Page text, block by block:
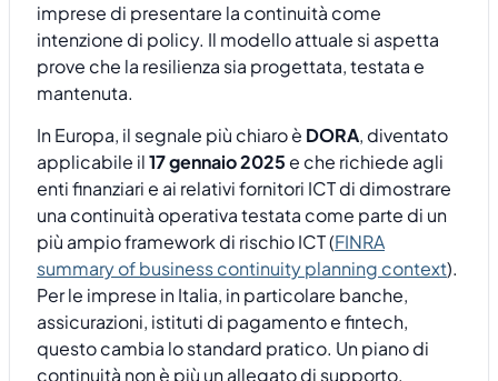
imprese di presentare la continuità come
intenzione di policy. Il modello attuale si aspetta
prove che la resilienza sia progettata, testata e
mantenuta.
In Europa, il segnale più chiaro è DORA, diventato
applicabile il17 gennaio 2025 e che richiede agli
enti finanziari e ai relativi fornitori ICT di dimostrare
una continuità operativa testata come parte di un
più ampio framework di rischio ICT (FINRA
summary of business continuity planning context).
Per le imprese in Italia, in particolare banche,
assicurazioni, istituti di pagamento e fintech,
questo cambia lo standard pratico. Un piano di
continuità non è più un allegato di supporto.